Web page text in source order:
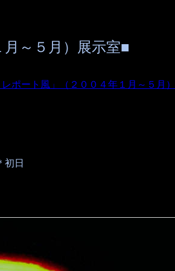
～５月）展示室■
ポート風」（２００４年１月～５月）
初日